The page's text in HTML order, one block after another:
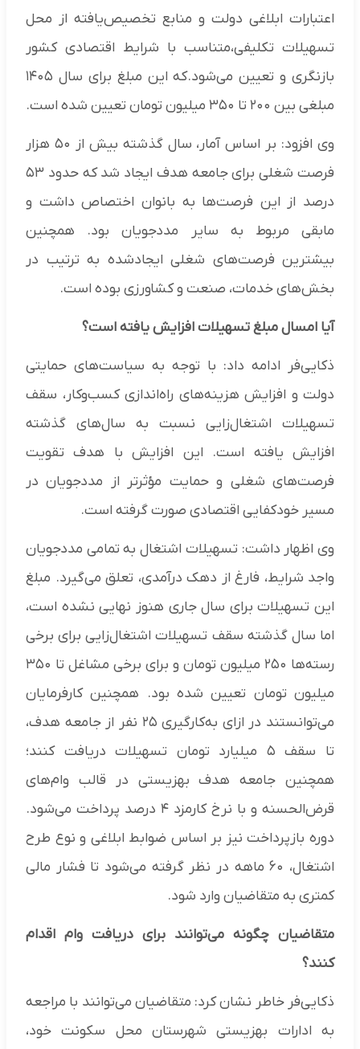
اعتبارات ابلاغی دولت و منابع تخصیص‌یافته از محل
تسهیلات تکلیفی،متناسب با شرایط اقتصادی کشور
بازنگری و تعیین می‌شود.که این مبلغ برای سال ۱۴۰۵
مبلغی بین ۲۰۰ تا ۳۵۰ میلیون تومان تعیین شده است.
وی افزود: بر اساس آمار، سال گذشته بیش از ۵۰ هزار
فرصت شغلی برای جامعه هدف ایجاد شد که حدود ۵۳
درصد از این فرصت‌ها به بانوان اختصاص داشت و
مابقی مربوط به سایر مددجویان بود. همچنین
بیشترین فرصت‌های شغلی ایجادشده به ترتیب در
بخش‌های خدمات، صنعت و کشاورزی بوده است.
آیا امسال مبلغ تسهیلات افزایش یافته است؟
ذکایی‌فر ادامه داد: با توجه به سیاست‌های حمایتی
دولت و افزایش هزینه‌های راه‌اندازی کسب‌وکار، سقف
تسهیلات اشتغال‌زایی نسبت به سال‌های گذشته
افزایش یافته است. این افزایش با هدف تقویت
فرصت‌های شغلی و حمایت مؤثرتر از مددجویان در
مسیر خودکفایی اقتصادی صورت گرفته است.
وی اظهار داشت: تسهیلات اشتغال به تمامی مددجویان
واجد شرایط، فارغ از دهک درآمدی، تعلق می‌گیرد. مبلغ
این تسهیلات برای سال جاری هنوز نهایی نشده است،
اما سال گذشته سقف تسهیلات اشتغال‌زایی برای برخی
رسته‌ها ۲۵۰ میلیون تومان و برای برخی مشاغل تا ۳۵۰
میلیون تومان تعیین شده بود. همچنین کارفرمایان
می‌توانستند در ازای به‌کارگیری ۲۵ نفر از جامعه هدف،
تا سقف ۵ میلیارد تومان تسهیلات دریافت کنند؛
همچنین جامعه هدف بهزیستی در قالب وام‌های
قرض‌الحسنه و با نرخ کارمزد ۴ درصد پرداخت می‌شود.
دوره بازپرداخت نیز بر اساس ضوابط ابلاغی و نوع طرح
اشتغال، ۶۰ ماهه در نظر گرفته می‌شود تا فشار مالی
کمتری به متقاضیان وارد شود.
متقاضیان چگونه می‌توانند برای دریافت وام اقدام
کنند؟
ذکایی‌فر خاطر نشان کرد: متقاضیان می‌توانند با مراجعه
به ادارات بهزیستی شهرستان محل سکونت خود،